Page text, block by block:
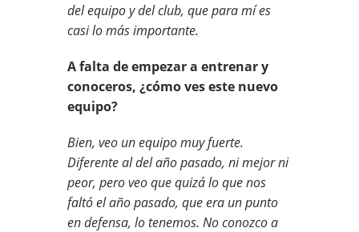
del equipo y del club, que para mí es
casi lo más importante.
A falta de empezar a entrenar y
conoceros, ¿cómo ves este nuevo
equipo?
Bien, veo un equipo muy fuerte.
Diferente al del año pasado, ni mejor ni
peor, pero veo que quizá lo que nos
faltó el año pasado, que era un punto
en defensa, lo tenemos. No conozco a